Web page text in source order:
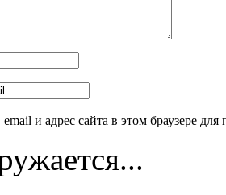
и адрес сайта в этом браузере